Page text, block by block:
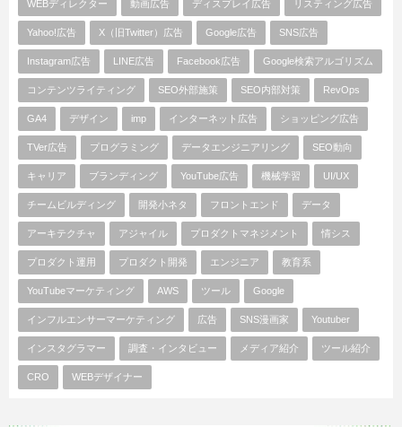
WEBディレクター 動画広告 ディスプレイ広告 リスティング広告
Yahoo!広告 X（旧Twitter）広告 Google広告 SNS広告
Instagram広告 LINE広告 Facebook広告 Google検索アルゴリズム
コンテンツライティング SEO外部施策 SEO内部対策 RevOps
GA4 デザイン imp インターネット広告 ショッピング広告
TVer広告 プログラミング データエンジニアリング SEO動向
キャリア ブランディング YouTube広告 機械学習 UI/UX
チームビルディング 開発小ネタ フロントエンド データ
アーキテクチャ アジャイル プロダクトマネジメント 情シス
プロダクト運用 プロダクト開発 エンジニア 教育系
YouTubeマーケティング AWS ツール Google
インフルエンサーマーケティング 広告 SNS漫画家 Youtuber
インスタグラマー 調査・インタビュー メディア紹介 ツール紹介
CRO WEBデザイナー